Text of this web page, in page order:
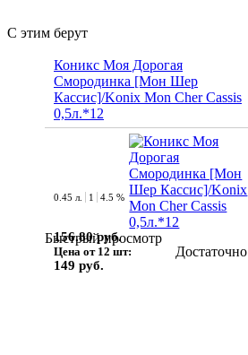
С этим берут
Коникс Моя Дорогая
Смородинка [Мон Шер
Кассис]/Konix Mon Cher Cassis
0,5л.*12
Быстрый просмотр
0.45 л. 1 4.5 %
156.80 руб.
Цена от 12 шт:
149 руб.
Достаточно